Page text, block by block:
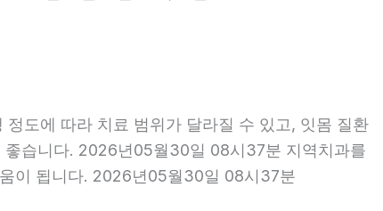
도에 따라 치료 범위가 달라질 수 있고, 잇몸 질환
좋습니다. 2026년05월30일 08시37분 지역치과를
이 됩니다. 2026년05월30일 08시37분